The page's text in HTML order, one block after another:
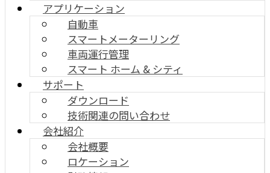
アプリケーション
自動車
スマートメーターリング
車両運行管理
スマート ホーム & シティ
サポート
ダウンロード
技術関連の問い合わせ
会社紹介
会社概要
ロケーション